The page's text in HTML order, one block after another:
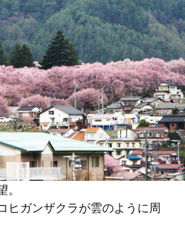
。
ヒガンザクラが雲のように周